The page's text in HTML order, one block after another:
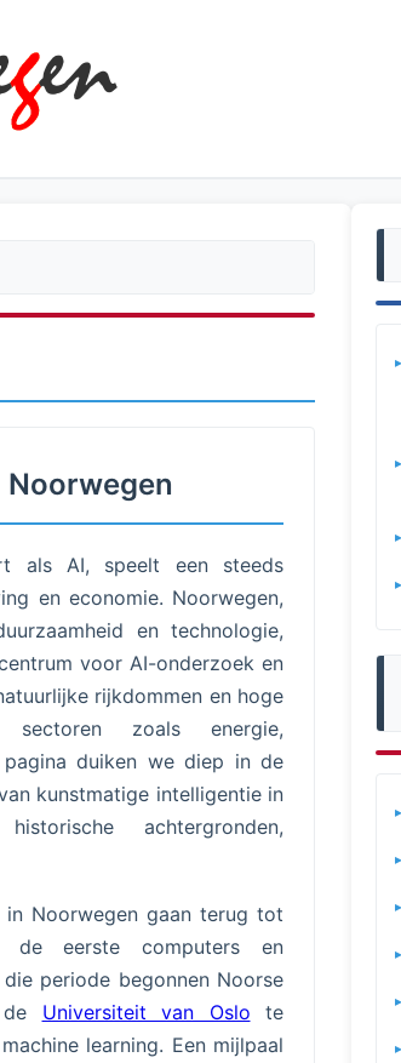
als AI, speelt een steeds
en economie. Noorwegen,
en technologie,
voor AI-onderzoek en
rijkdommen en hoge
zoals energie,
duiken we diep in de
kunstmatige intelligentie in
achtergronden,
Noorwegen gaan terug tot
eerste computers en
periode begonnen Noorse
Universiteit van Oslo te
learning. Een mijlpaal